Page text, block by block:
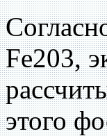
Fe203,
этого